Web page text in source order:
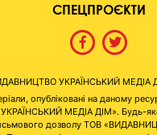
СПЕЦПРОЄКТИ
УКРАЇНСЬКИЙ МЕДІА
опубліковані на даному
МЕДІА ДІМ». Будь-
дозволу ТОВ